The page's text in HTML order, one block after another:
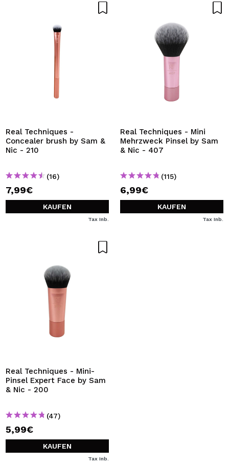
Real Techniques -
Concealer brush by Sam &
Nic - 210
(16)
7,99€
KAUFEN
Tax Inb.
Real Techniques - Mini
Mehrzweck Pinsel by Sam
& Nic - 407
(115)
6,99€
KAUFEN
Tax Inb.
Real Techniques - Mini-
Pinsel Expert Face by Sam
& Nic - 200
(47)
5,99€
KAUFEN
Tax Inb.